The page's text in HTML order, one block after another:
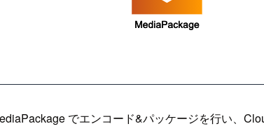
でエンコード&パッケージを行い、